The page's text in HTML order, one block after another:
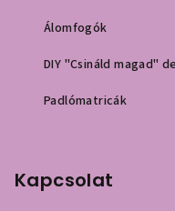
Álomfogók
DIY "Csináld magad"
Padlómatricák
Kapcsolat